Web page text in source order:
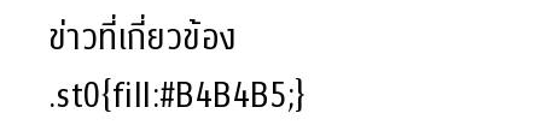
ข่าวที่เกี่ยวข้อง
.st0{fill:#B4B4B5;}